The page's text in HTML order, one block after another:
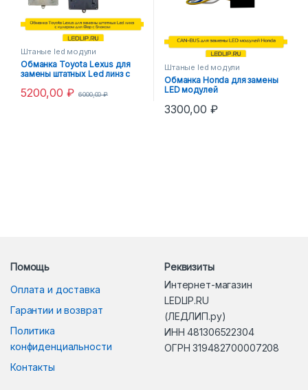
Штаные led модули
Обманка Toyota Lexus для
замены штатных Led линз с
5200,00 ₽ 6000,00₽
Штаные led модули
Обманка Honda для замены
LED модулей
3300,00 ₽
Помощь
Оплата и доставка
Гарантии и возврат
Политика
конфиденциальности
Контакты
Реквизиты
Интернет-магазин
LEDLIP.RU
(ЛЕДЛИП.ру)
ИНН 481306522304
ОГРН 319482700007208